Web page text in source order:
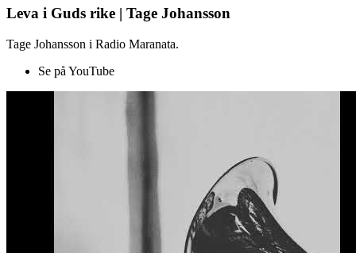
Leva i Guds rike | Tage Johansson
Tage Johansson i Radio Maranata.
Se på YouTube